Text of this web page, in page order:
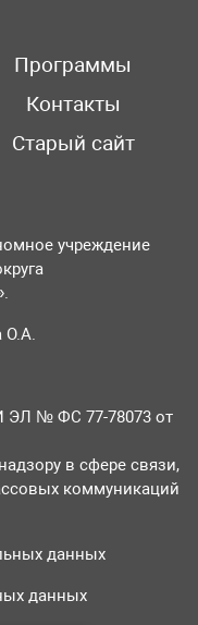
Программы
Контакты
Старый сайт
учреждение
О.А.
ЭЛ № ФС 77-78073 от
в сфере связи,
коммуникаций
данных
данных